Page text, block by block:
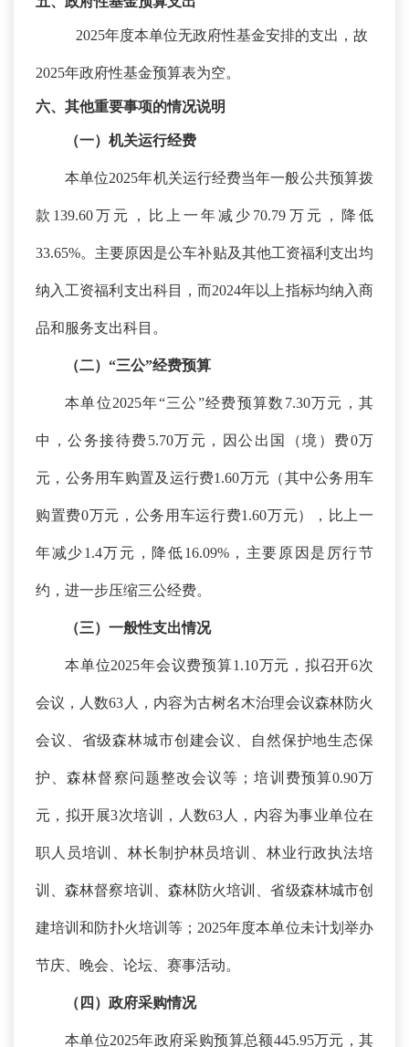
2025年度本单位无政府性基金安排的支出，故
2025年政府性基金预算表为空。
六、其他重要事项的情况说明
（一）机关运行经费
本单位2025年机关运行经费当年一般公共预算拨
款139.60万元，比上一年减少70.79万元，降低
33.65%。主要原因是公车补贴及其他工资福利支出均
纳入工资福利支出科目，而2024年以上指标均纳入商
品和服务支出科目 。
（二） “三公”经费预算
本单位2025年“三公”经费预算数7.30万元，其
中，公务接待费5.70万元，因公出国（境）费0万
元，公务用车购置及运行费1.60万元（其中公务用车
购置费0万元，公务用车运行费1.60万元），比上一
年减少1.4万元，降低16.09%，主要原因是厉行节
约，进一步压缩三公经费。
（三）一般性支出情况
本单位2025年会议费预算1.10万元，拟召开6次
会议，人数63人，内容为古树名木治理会议森林防火
会议、省级森林城市创建会议、自然保护地生态保
护、森林督察问题整改会议等；培训费预算0.90万
元，拟开展3次培训，人数63人，内容为事业单位在
职人员培训、林长制护林员培训、林业行政执法培
训、森林督察培训、森林防火培训、省级森林城市创
建培训和防扑火培训 等 ； 2025年度本单位未计划举办
节庆、晚会、论坛、赛事活动。
（四）政府采购情况
本单位2025年政府采购预算总额445.95万元，其